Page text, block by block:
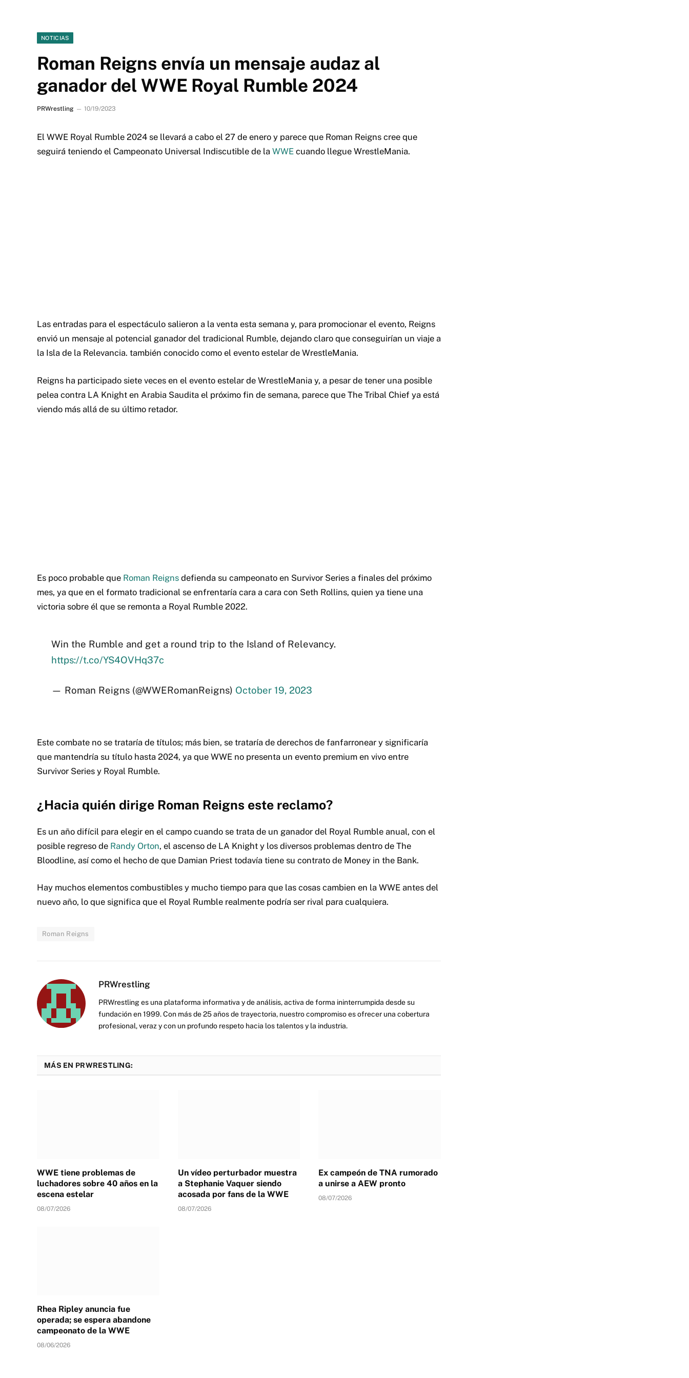
NOTICIAS
Roman Reigns envía un mensaje audaz al
ganador del WWE Royal Rumble 2024
PRWrestling 10/19/2023
El WWE Royal Rumble 2024 se llevará a cabo el 27 de enero y parece que Roman Reigns cree que
seguirá teniendo el Campeonato Universal Indiscutible de la WWE cuando llegue WrestleMania.
Las entradas para el espectáculo salieron a la venta esta semana y, para promocionar el evento, Reigns
envió un mensaje al potencial ganador del tradicional Rumble, dejando claro que conseguirían un viaje a
la Isla de la Relevancia. también conocido como el evento estelar de WrestleMania.
Reigns ha participado siete veces en el evento estelar de WrestleMania y, a pesar de tener una posible
pelea contra LA Knight en Arabia Saudita el próximo fin de semana, parece que The Tribal Chief ya está
viendo más allá de su último retador.
Es poco probable que Roman Reigns defienda su campeonato en Survivor Series a finales del próximo
mes, ya que en el formato tradicional se enfrentaría cara a cara con Seth Rollins, quien ya tiene una
victoria sobre él que se remonta a Royal Rumble 2022.
Win the Rumble and get a round trip to the Island of Relevancy.
https://t.co/YS4OVHq37c
— Roman Reigns (@WWERomanReigns) October 19, 2023
Este combate no se trataría de títulos; más bien, se trataría de derechos de fanfarronear y significaría
que mantendría su título hasta 2024, ya que WWE no presenta un evento premium en vivo entre
Survivor Series y Royal Rumble.
¿Hacia quién dirige Roman Reigns este reclamo?
Es un año difícil para elegir en el campo cuando se trata de un ganador del Royal Rumble anual, con el
posible regreso de Randy Orton, el ascenso de LA Knight y los diversos problemas dentro de The
Bloodline, así como el hecho de que Damian Priest todavía tiene su contrato de Money in the Bank.
Hay muchos elementos combustibles y mucho tiempo para que las cosas cambien en la WWE antes del
nuevo año, lo que significa que el Royal Rumble realmente podría ser rival para cualquiera.
Roman Reigns
PRWrestling
PRWrestling es una plataforma informativa y de análisis, activa de forma ininterrumpida desde su
fundación en 1999. Con más de 25 años de trayectoria, nuestro compromiso es ofrecer una cobertura
profesional, veraz y con un profundo respeto hacia los talentos y la industria.
MÁS EN PRWRESTLING:
WWE tiene problemas de
luchadores sobre 40 años en la
escena estelar
08/07/2026
Un vídeo perturbador muestra
a Stephanie Vaquer siendo
acosada por fans de la WWE
08/07/2026
Ex campeón de TNA rumorado
a unirse a AEW pronto
08/07/2026
Rhea Ripley anuncia fue
operada; se espera abandone
campeonato de la WWE
08/06/2026